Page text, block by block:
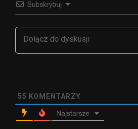
Subskrybuj
55 KOMENTARZY
Najstarsze